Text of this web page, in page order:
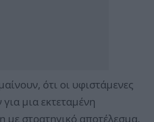
ότι οι υφιστάμενες
μια εκτεταμένη
με στρατηγικό αποτέλεσμα,